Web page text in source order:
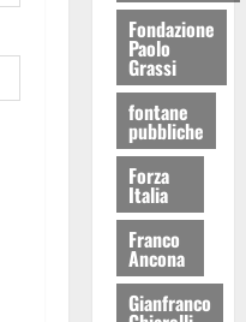
Fondazione
Paolo
Grassi
fontane
pubbliche
Forza
Italia
Franco
Ancona
Gianfranco